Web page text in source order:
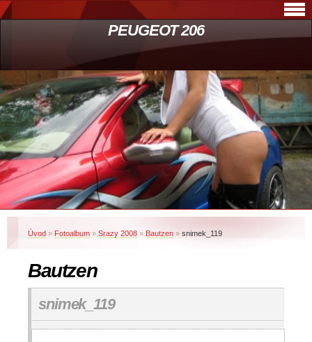
PEUGEOT 206
Úvod » Fotoalbum » Srazy 2008 » Bautzen » snimek_119
Bautzen
snimek_119